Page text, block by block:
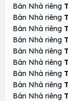
Bán Nhà riêng
Bán Nhà riêng
Bán Nhà riêng
Bán Nhà riêng
Bán Nhà riêng
Bán Nhà riêng
Bán Nhà riêng
Bán Nhà riêng
Bán Nhà riêng